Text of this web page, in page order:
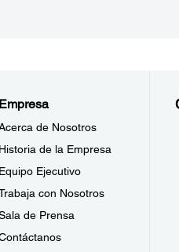
Empresa
de Nosotros
Historia de la Empresa
Equipo Ejecutivo
con Nosotros
de Prensa